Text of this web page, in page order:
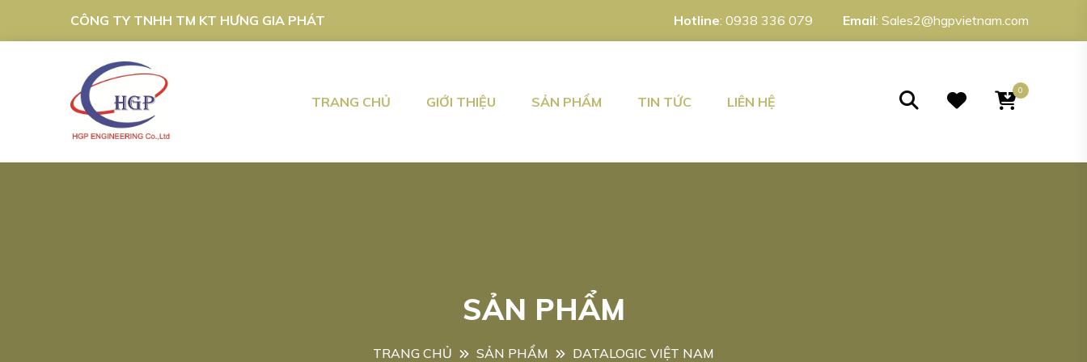
CÔNG TY TNHH TM KT HƯNG GIA PHÁT Hotline: 0938 336 079 Email: Sales2@hgpvietnam.com
TRANG CHỦ GIỚI THIỆU SẢN PHẨM TIN TỨC LIÊN HỆ
0
SẢN PHẨM
TRANG CHỦ SẢN PHẨM DATALOGIC VIỆT NAM